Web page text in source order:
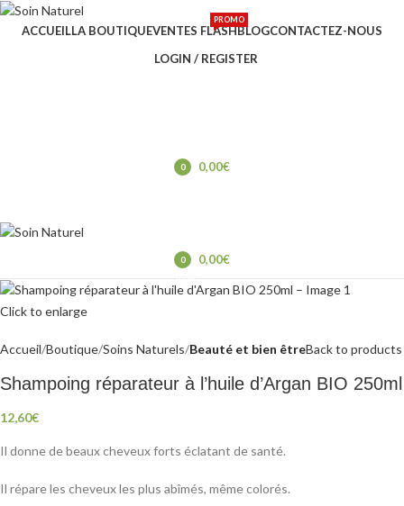
ACCUEILLA BOUTIQUEVENTES FLASH
PROMO
BLOGCONTACTEZ-NOUS
LOGIN / REGISTER
0
0,00€
0
items
0,00€
Click to enlarge
Accueil Boutique Soins Naturels Beauté et bien êtreBack to products
Shampoing réparateur à l’huile d’Argan BIO 250ml
12,60€
Il donne de beaux cheveux forts éclatant de santé.
Il répare les cheveux les plus abîmés, même colorés.